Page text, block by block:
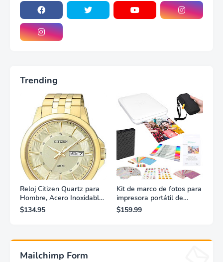
Trending
Reloj Citizen Quartz para
Hombre, Acero Inoxidable,
Clásico, Dorado
$134.95
Kit de marco de fotos para
impresora portátil de
fotografías y vídeos
Lifeprint 3x4,5 (blanca)
$159.99
Mailchimp Form